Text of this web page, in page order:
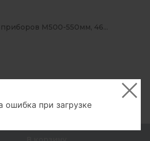
приборов М500-550мм, 46...
431 шт
ошибка при загрузке